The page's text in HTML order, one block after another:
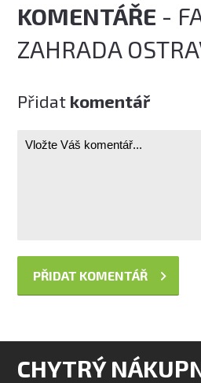
KOMENTÁŘE -
ZAHRADA
Přidat komentář
CHYTRÝ